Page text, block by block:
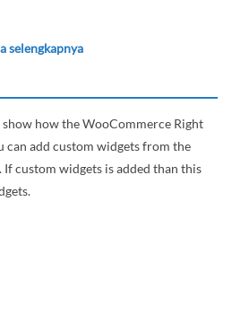
selengkapnya
how the WooCommerce Right
can add custom widgets from the
custom widgets is added than this